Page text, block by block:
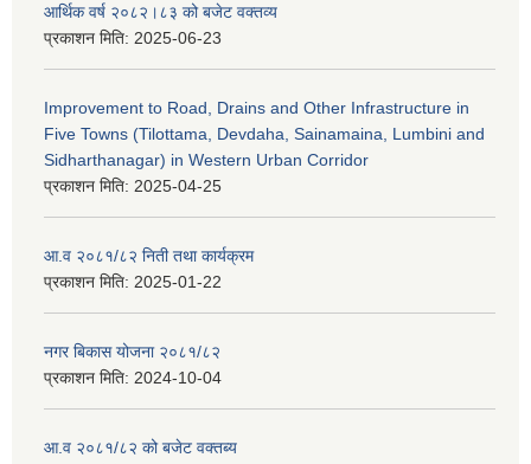
आर्थिक वर्ष २०८२।८३ को बजेट वक्तव्य
प्रकाशन मिति: 2025-06-23
Improvement to Road, Drains and Other Infrastructure in
Five Towns (Tilottama, Devdaha, Sainamaina, Lumbini and
Sidharthanagar) in Western Urban Corridor
प्रकाशन मिति: 2025-04-25
आ.व २०८१/८२ निती तथा कार्यक्रम
प्रकाशन मिति: 2025-01-22
नगर बिकास योजना २०८१/८२
प्रकाशन मिति: 2024-10-04
आ.व २०८१/८२ को बजेट वक्तब्य